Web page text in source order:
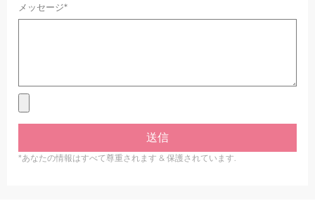
メッセージ*
送信
*あなたの情報はすべて尊重されます & 保護されています.